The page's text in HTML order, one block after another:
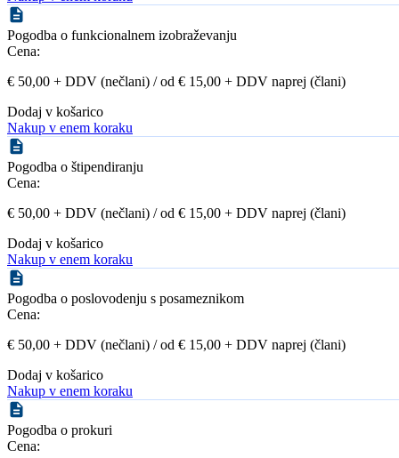
Pogodba o funkcionalnem izobraževanju
Cena:
€ 50,00 + DDV (nečlani) / od € 15,00 + DDV naprej (člani)
Dodaj v košarico
Nakup v enem koraku
Pogodba o štipendiranju
Cena:
€ 50,00 + DDV (nečlani) / od € 15,00 + DDV naprej (člani)
Dodaj v košarico
Nakup v enem koraku
Pogodba o poslovodenju s posameznikom
Cena:
€ 50,00 + DDV (nečlani) / od € 15,00 + DDV naprej (člani)
Dodaj v košarico
Nakup v enem koraku
Pogodba o prokuri
Cena: